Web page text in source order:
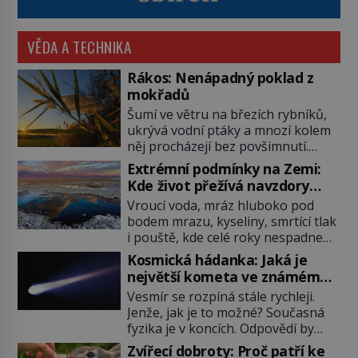
VĚDA A TECHNIKA
Rákos: Nenápadný poklad z
mokřadů
Šumí ve větru na březích rybníků,
ukrývá vodní ptáky a mnozí kolem
něj procházejí bez povšimnutí.
Přesto právě rákos pomáhal stavět
domy, vyrábět lodě, zapisovat první
texty a inspiroval řadu pověstí.
Tato skromná, ale užitečná
rostlina provází člověka už tisíce
let. Většina lidí vnímá rákos jen jako
obyčejnou kulisu letního koupání.
Stačí se však podívat […]
Extrémní podmínky na Zemi:
Kde život přežívá navzdory
všemu
Vroucí voda, mráz hluboko pod
bodem mrazu, kyseliny, smrtící tlak
i pouště, kde celé roky nespadne
jediná kapka deště. Na první
pohled místa, kde nemůže
existovat vůbec nic. Přesto právě
tady vědci objevují organismy,
které posouvají hranice života.
Každý nový nález mění naše
představy o tom, co všechno
Kosmická hádanka: Jaká je
největší kometa ve známém
vesmíru?
Vesmír se rozpíná stále rychleji.
Jenže, jak je to možné? Současná
fyzika je v koncích. Odpovědí by
mohla být hypotetická temná
Zvířecí dobroty: Proč patří ke